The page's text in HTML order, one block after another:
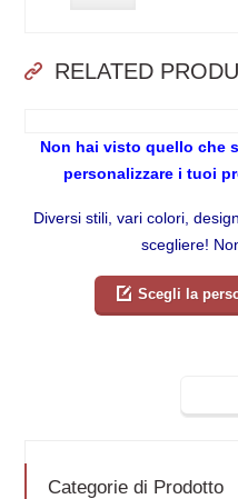
RELATED
Non hai visto quello che
personalizzare i tuoi
Diversi stili, vari colori,
scegliere!
Scegli la
Categorie di Prodotto